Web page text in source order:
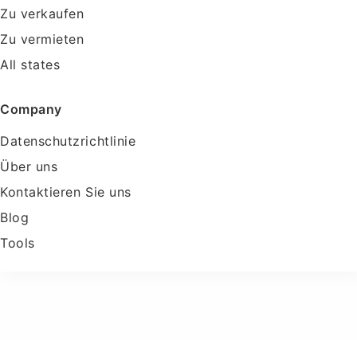
Zu verkaufen
Zu vermieten
All states
Company
Datenschutzrichtlinie
Über uns
Kontaktieren Sie uns
Blog
Tools